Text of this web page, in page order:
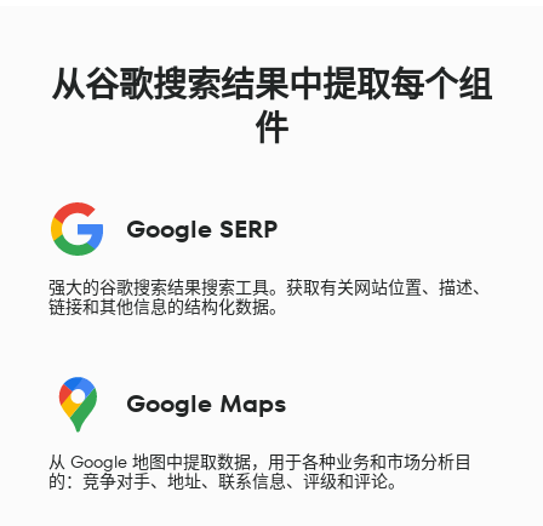
从谷歌搜索结果中提取每个组
件
Google SERP
强大的谷歌搜索结果搜索工具。获取有关网站位置、描述、
链接和其他信息的结构化数据。
Google Maps
从 Google 地图中提取数据，用于各种业务和市场分析目
的：竞争对手、地址、联系信息、评级和评论。